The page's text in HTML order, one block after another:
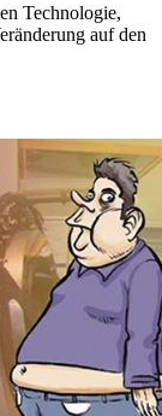
Technologie,
auf den